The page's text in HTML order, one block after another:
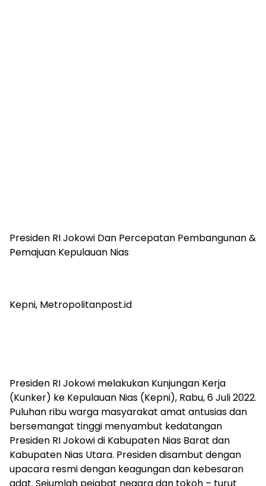
Presiden RI Jokowi Dan Percepatan Pembangunan &
Pemajuan Kepulauan Nias
Kepni, Metropolitanpost.id
Presiden RI Jokowi melakukan Kunjungan Kerja
(Kunker) ke Kepulauan Nias (Kepni), Rabu, 6 Juli 2022.
Puluhan ribu warga masyarakat amat antusias dan
bersemangat tinggi menyambut kedatangan
Presiden RI Jokowi di Kabupaten Nias Barat dan
Kabupaten Nias Utara. Presiden disambut dengan
upacara resmi dengan keagungan dan kebesaran